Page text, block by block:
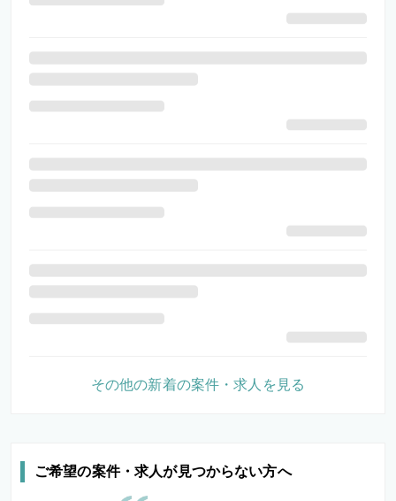
ご希望の案件・求人が見つからない方へ
その他の新着の案件・求人を見る